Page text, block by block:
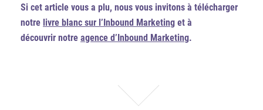
Si cet article vous a plu, nous vous invitons à télécharger
notre livre blanc sur l’Inbound Marketing et à
découvrir notre agence d’Inbound Marketing.